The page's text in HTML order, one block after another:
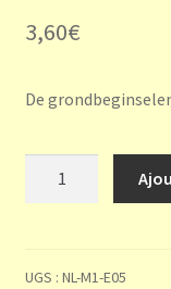
3,60€
De
citerspelen
UGS : NL-M1-E05